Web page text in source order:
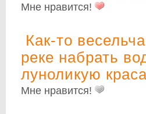
Мне нравится!
Как-то
реке набрать
луноликую
Мне нравится!